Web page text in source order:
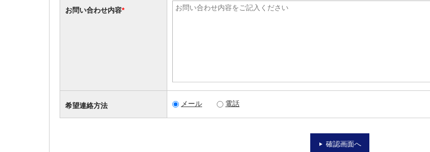
お問い合わせ内容*
希望連絡方法 メール 電話
確認画面へ